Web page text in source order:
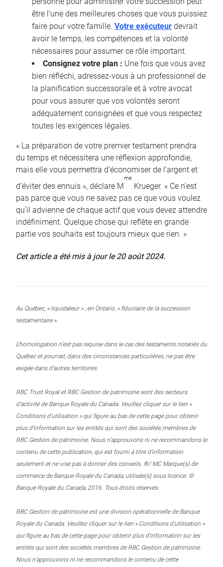
être l’une des meilleures choses que vous puissiez
faire pour votre famille. Votre exécuteur devrait
avoir le temps, les compétences et la volonté
nécessaires pour assumer ce rôle important.
Consignez votre plan : Une fois que vous avez
bien réfléchi, adressez-vous à un professionnel de
la planification successorale et à votre avocat
pour vous assurer que vos volontés seront
adéquatement consignées et que vous respectez
toutes les exigences légales.
« La préparation de votre premier testament prendra
du temps et nécessitera une réflexion approfondie,
mais elle vous permettra d’économiser de l’argent et
d’éviter des ennuis », déclare M
me
Krueger. « Ce n’est
pas parce que vous ne savez pas ce que vous voulez
qu’il advienne de chaque actif que vous devez attendre
indéfiniment. Quelque chose qui reflète en grande
partie vos souhaits est toujours mieux que rien. »
Cet article a été mis à jour le 20 août 2024.
Au Québec, « liquidateur » ; en Ontario, « fiduciaire de la succession
testamentaire ».
L’homologation n’est pas requise dans le cas des testaments notariés du
Québec et pourrait, dans des circonstances particulières, ne pas être
exigée dans d’autres territoires.
RBC Trust Royal et RBC Gestion de patrimoine sont des secteurs
d’activité de Banque Royale du Canada. Veuillez cliquer sur le lien «
Conditions d’utilisation » qui figure au bas de cette page pour obtenir
plus d’information sur les entités qui sont des sociétés membres de
RBC Gestion de patrimoine. Nous n’approuvons ni ne recommandons le
contenu de cette publication, qui est fourni à titre d’information
seulement et ne vise pas à donner des conseils. ®/ MC Marque(s) de
commerce de Banque Royale du Canada, utilisée(s) sous licence. ©
Banque Royale du Canada, 2016. Tous droits réservés.
RBC Gestion de patrimoine est une division opérationnelle de Banque
Royale du Canada. Veuillez cliquer sur le lien « Conditions d’utilisation »
qui figure au bas de cette page pour obtenir plus d’information sur les
entités qui sont des sociétés membres de RBC Gestion de patrimoine.
Nous n’approuvons ni ne recommandons le contenu de cette